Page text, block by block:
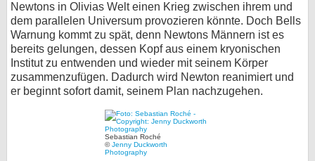
Newtons in Olivias Welt einen Krieg zwischen ihrem und
dem parallelen Universum provozieren könnte. Doch Bells
Warnung kommt zu spät, denn Newtons Männern ist es
bereits gelungen, dessen Kopf aus einem kryonischen
Institut zu entwenden und wieder mit seinem Körper
zusammenzufügen. Dadurch wird Newton reanimiert und
er beginnt sofort damit, seinem Plan nachzugehen.
Sebastian Roché
©Jenny Duckworth
Photography
bei Facebook
Kontakt
Nutzungsbedingungen
Datenschutz
Cookie-Einstellungen